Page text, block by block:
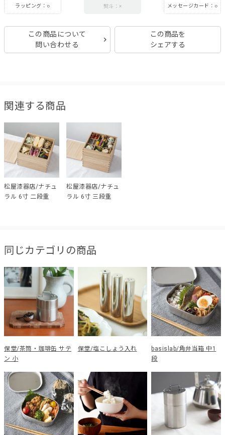
ラッピング：○ 熨斗：× メッセージカード：○
この商品について
問い合わせる
この商品を
シェアする
関連する商品
松屋漆器店/ナチュ
ラル 6寸 二段重
松屋漆器店/ナチュ
ラル 6寸 三段重
同じカテゴリの商品
保堂/茶筒・珈琲缶 サテ
ン 小
保堂/塩こしょう入れ
basislab/角弁当箱 中1
段